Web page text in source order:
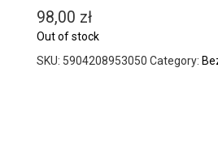
98,00 zł
Out of stock
SKU: 5904208953050 Category: